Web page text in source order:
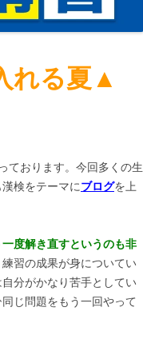
れる夏▲
ております。今回多くの生
検をテーマにブログを上
度解き直すというのも非
習の成果が身についてい
分がかなり苦手としてい
じ問題をもう一回やって